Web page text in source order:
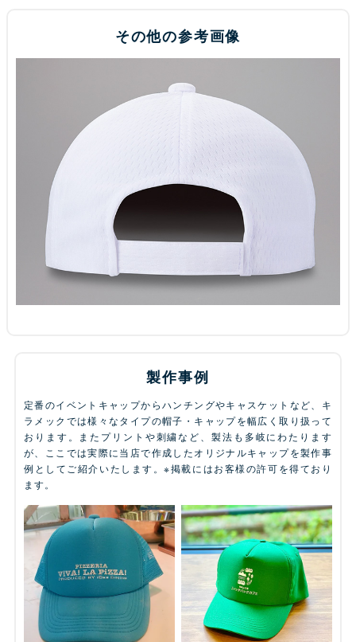
その他の参考画像
製作事例
定番のイベントキャップからハンチングやキャスケットなど、キ
ラメックでは様々なタイプの帽子・キャップを幅広く取り扱って
おります。またプリントや刺繍など、製法も多岐にわたります
が、ここでは実際に当店で作成したオリジナルキャップを製作事
例としてご紹介いたします。※掲載にはお客様の許可を得ており
ます。